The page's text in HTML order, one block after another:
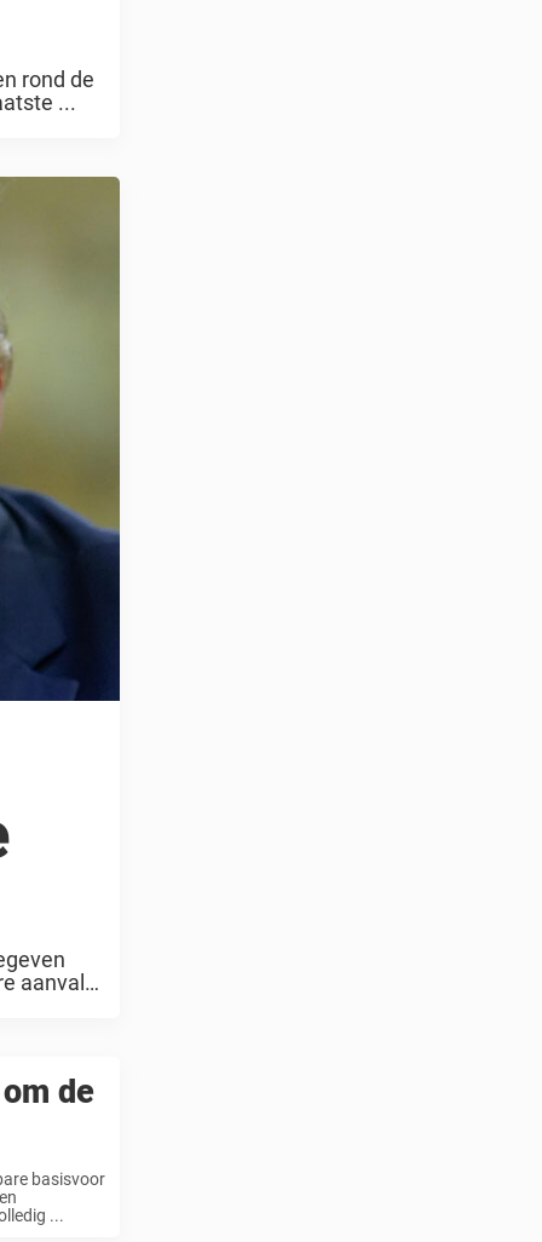
rond de
...
aanval
de
basisvoor
...